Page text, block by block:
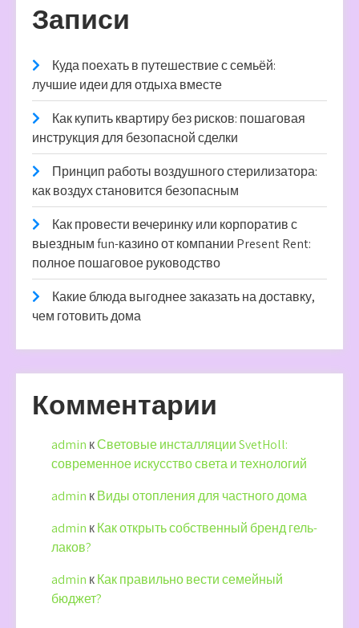
Записи
Куда поехать в путешествие с семьёй:
лучшие идеи для отдыха вместе
Как купить квартиру без рисков: пошаговая
инструкция для безопасной сделки
Принцип работы воздушного стерилизатора:
как воздух становится безопасным
Как провести вечеринку или корпоратив с
выездным fun-казино от компании Present Rent:
полное пошаговое руководство
Какие блюда выгоднее заказать на доставку,
чем готовить дома
Комментарии
admin кСветовые инсталляции SvetHoll:
современное искусство света и технологий
admin кВиды отопления для частного дома
admin кКак открыть собственный бренд гель-
лаков?
admin кКак правильно вести семейный
бюджет?